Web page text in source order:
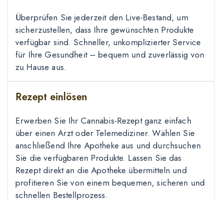
Überprüfen Sie jederzeit den Live-Bestand, um
sicherzustellen, dass Ihre gewünschten Produkte
verfügbar sind. Schneller, unkomplizierter Service
für Ihre Gesundheit – bequem und zuverlässig von
zu Hause aus.
Rezept einlösen
Erwerben Sie Ihr Cannabis-Rezept ganz einfach
über einen Arzt oder Telemediziner. Wählen Sie
anschließend Ihre Apotheke aus und durchsuchen
Sie die verfügbaren Produkte. Lassen Sie das
Rezept direkt an die Apotheke übermitteln und
profitieren Sie von einem bequemen, sicheren und
schnellen Bestellprozess.